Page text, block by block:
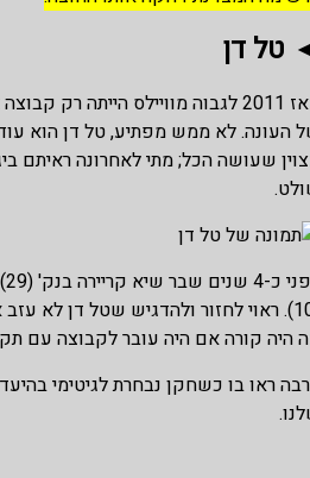
טל דן
העונה. לא ממש מפתיע, טל דן הוא
היה קורה אם היה עובר לקבוצה עם
ראו בו כשחקן נבחרת לגיטימי